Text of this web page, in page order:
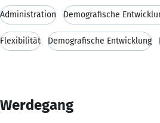
Administration Demografische
Flexibilität Demografische Entwicklung
Werdegang